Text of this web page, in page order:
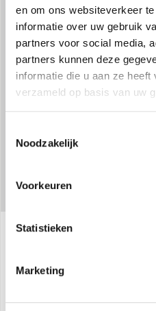
en om ons websiteverkeer
informatie over uw gebruik
partners voor social media,
partners kunnen deze
informatie die u aan ze
verzameld op basis van uw
Noodzakelijk
Voorkeuren
Statistieken
Marketing
NATUURLIJK
Het maakt gebruik van het
vrijwel geen